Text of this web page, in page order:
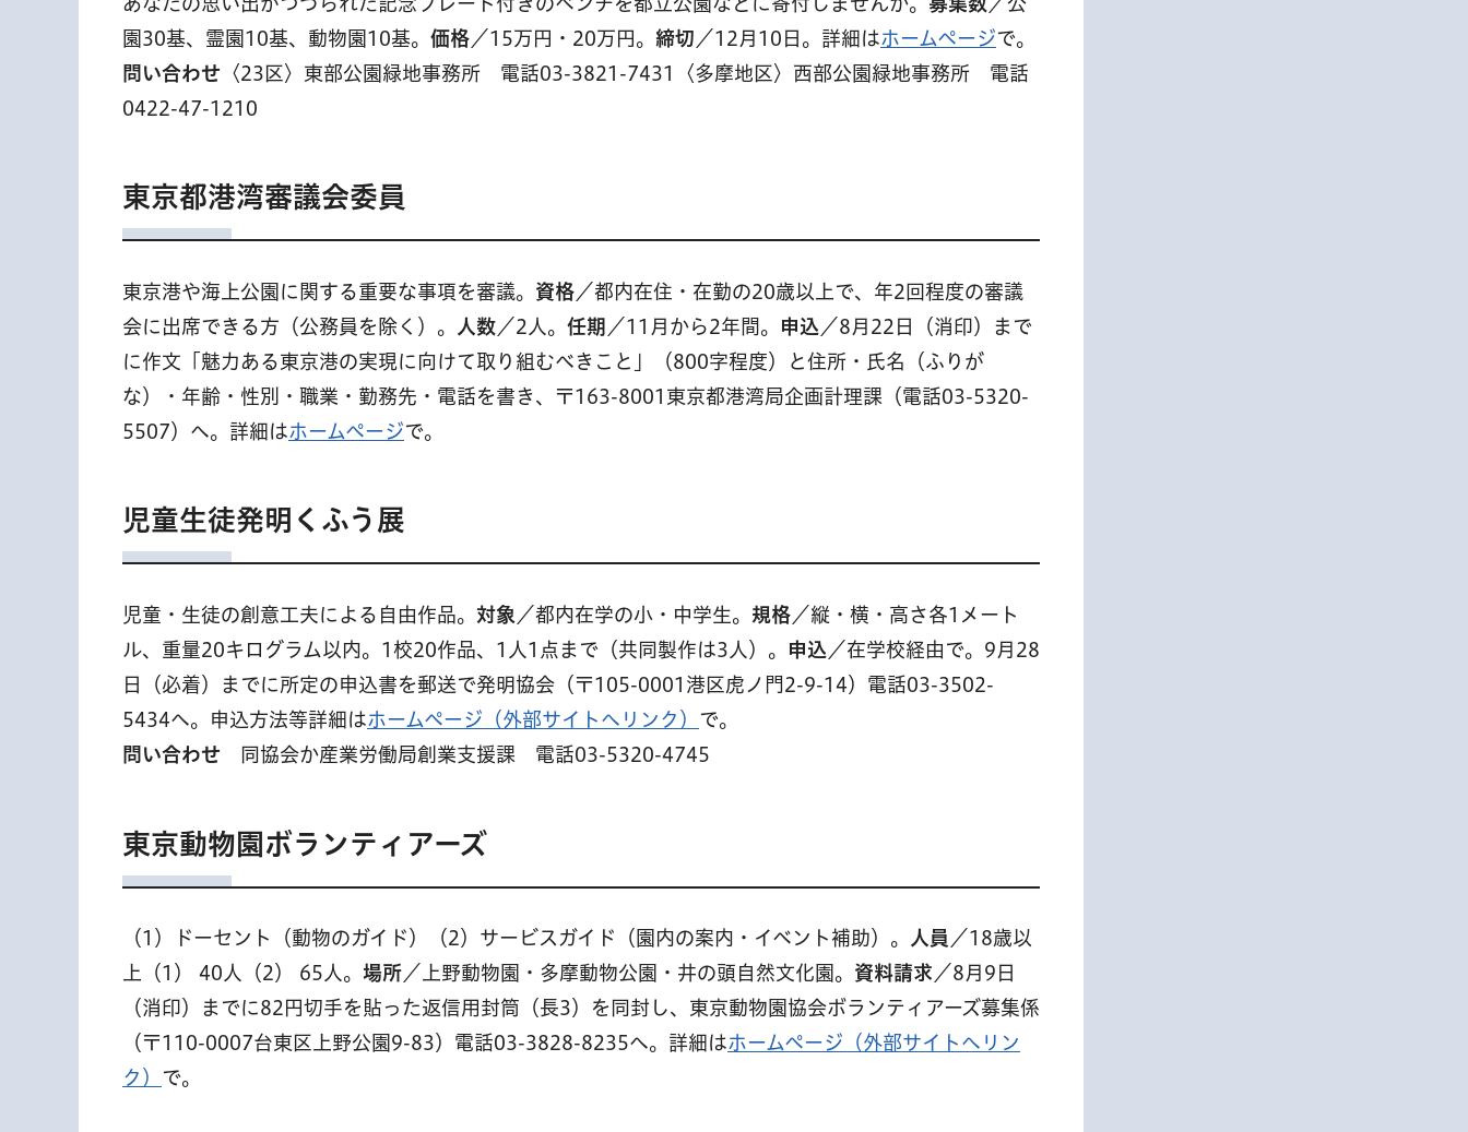
園30基、霊園10基、動物園10基。 価格 ／15万円・20万円。 締切 ／12月10日。詳細はホームページで。
問い合わせ 〈23区〉東部公園緑地事務所 電話03-3821-7431〈多摩地区〉西部公園緑地事務所 電話
0422-47-1210
東京都港湾審議会委員
東京港や海上公園に関する重要な事項を審議。 資格 ／都内在住・在勤の20歳以上で、年2回程度の審議
会に出席できる方（公務員を除く）。
人数 ／2人。 任期 ／11月から2年間。 申込 ／8月22日（消印）まで
に作文「魅力ある東京港の実現に向けて取り組むべきこと」（800字程度）と住所・氏名（ふりが
な）・年齢・性別・職業・勤務先・電話を書き、〒163-8001東京都港湾局企画計理課（電話03-5320-
5507）へ。詳細はホームページで。
児童生徒発明くふう展
児童・生徒の創意工夫による自由作品。 対象 ／都内在学の小・中学生。 規格 ／縦・横・高さ各1メート
ル、重量20キログラム以内。1校20作品、1人1点まで（共同製作は3人）。
申込 ／在学校経由で。9月28
日（必着）までに所定の申込書を郵送で発明協会（〒105-0001港区虎ノ門2-9-14）電話03-3502-
5434へ。申込方法等詳細はホームページ（外部サイトへリンク）
で。
問い合わせ 同協会か産業労働局創業支援課 電話03-5320-4745
東京動物園ボランティアーズ
（1）ドーセント（動物のガイド）（2）サービスガイド（園内の案内・イベント補助）。 人員 ／18歳以
上（1） 40人（2） 65人。 場所 ／上野動物園・多摩動物公園・井の頭自然文化園。 資料請求 ／8月9日
（消印）までに82円切手を貼った返信用封筒（長3）を同封し、東京動物園協会ボランティアーズ募集係
（〒110-0007台東区上野公園9-83）電話03-3828-8235へ。詳細はホームページ（外部サイトへリン
ク）
で。